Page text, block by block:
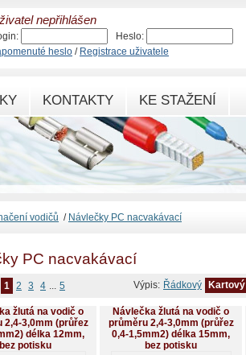
PC nacvakávací
Výpis: Řádkový Kartový
1 2 3 4 ... 5
žlutá na vodič o
2,4-3,0mm (průřez
délka 12mm,
bez potisku
Návlečka žlutá na vodič o
průměru 2,4-3,0mm (průřez
0,4-1,5mm2) délka 15mm,
bez potisku
vodičů / Návlečky PC nacvakávací
KONTAKTY KE STAŽENÍ
nepřihlášen
Heslo:
heslo / Registrace uživatele